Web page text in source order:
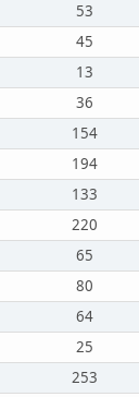
53
45
13
36
154
194
133
220
65
80
64
25
253